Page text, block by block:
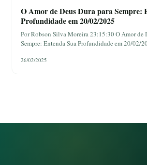
O Amor de Deus Dura para Sempre:
Profundidade em 20/02/2025
Por Robson Silva Moreira 23:15:30 O Amor de
Sempre: Entenda Sua Profundidade em 20/02/
26/02/2025